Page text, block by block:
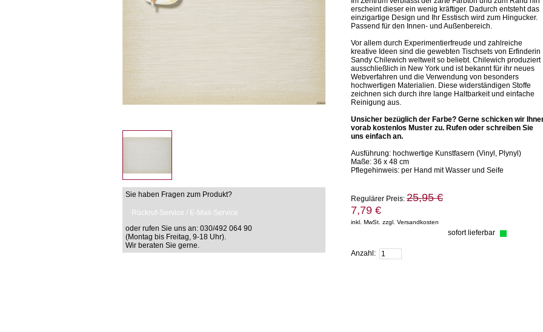
Sie haben Fragen zum Produkt?
Rückruf-Service / E-Mail-Service
oder rufen Sie uns an: 030/492 064 90
(Montag bis Freitag, 9-18 Uhr).
Wir beraten Sie gerne.
erscheint dieser ein wenig kräftiger. Dadurch entsteht das
einzigartige Design und Ihr Esstisch wird zum Hingucker.
Passend für den Innen- und Außenbereich.
Vor allem durch Experimentierfreude und zahlreiche
kreative Ideen sind die gewebten Tischsets von Erfinderin
Sandy Chilewich weltweit so beliebt. Chilewich produziert
ausschließlich in New York und ist bekannt für ihr neues
Webverfahren und die Verwendung von besonders
hochwertigen Materialien. Diese widerständigen Stoffe
zeichnen sich durch ihre lange Haltbarkeit und einfache
Reinigung aus.
Unsicher bezüglich der Farbe? Gerne schicken wir
vorab kostenlos Muster zu. Rufen oder schreiben Sie
uns einfach an.
Ausführung: hochwertige Kunstfasern (Vinyl, Plynyl)
Maße: 36 x 48 cm
Pflegehinweis: per Hand mit Wasser und Seife
Regulärer Preis: 25,95 €
7,79 €
inkl. MwSt. zzgl. Versandkosten
sofort lieferbar
Anzahl: